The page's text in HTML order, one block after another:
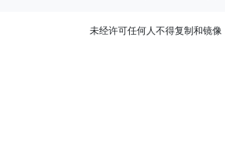
未经许可任何人不得复制和镜